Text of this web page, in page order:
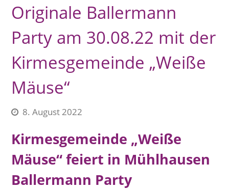
Originale Ballermann
Party am 30.08.22 mit der
Kirmesgemeinde „Weiße
Mäuse“
8. August 2022
Kirmesgemeinde „Weiße
Mäuse“ feiert in Mühlhausen
Ballermann Party